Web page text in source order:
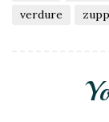
verdure